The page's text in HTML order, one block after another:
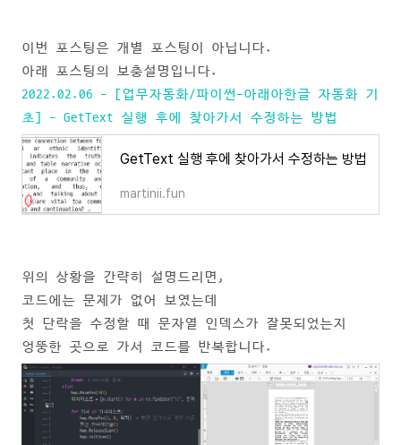
이번 포스팅은 개별 포스팅이 아닙니다.
아래 포스팅의 보충설명입니다.
2022.02.06 - [업무자동화/파이썬-아래아한글 자동화 기
초] - GetText 실행 후에 찾아가서 수정하는 방법
GetText 실행 후에 찾아가서 수정하는 방법
martinii.fun
위의 상황을 간략히 설명드리면,
코드에는 문제가 없어 보였는데
첫 단락을 수정할 때 문자열 인덱스가 잘못되었는지
엉뚱한 곳으로 가서 코드를 반복합니다.